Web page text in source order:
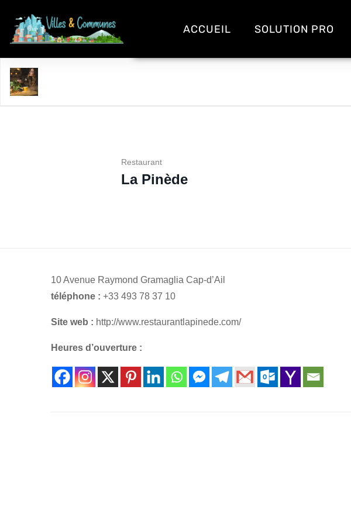
ACCUEIL SOLUTION PRO
Restaurant
La Pinède
10 Avenue Raymond Gramaglia Cap-d’Ail
téléphone : +33 493 78 37 10
Site web : http://www.restaurantlapinede.com/
Heures d’ouverture :